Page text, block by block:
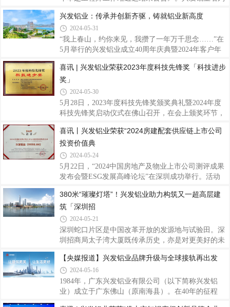
决，国际教育学院留学生足球队队员们挥汗绿茵，默
契配合，用实际行动诠释了团结协作、拼搏
师工作站”称号，作为国家级创新平台，企业可通过
佛山国创院与境内外高水平大学开展硕士、博士联合
培养和高水平协同创新，为公司探索高层次人才，做
好人才引育工作，进一步推进产学研用，加快实现新
格局，赋能企业行业高质量发展提供重要支撑作用。
兴发铝业作为集铝型材研发、生产、销售、服务于一
体的上市企业，40年来重视人才引育平台搭建
兴发铝业：传承并创新齐驱，铸就铝业新高度
2024-05-31
“我上春山，约你来见，我攒了一年万千思念……”在
5月举行的兴发铝业成立40周年庆典暨2024年客户年
导班子带来的合唱《上春山》，以全新的艺术形式展
现了兴发铝业的创新精神。事实上，作为中国专业制
造铝型材标杆企业，兴发铝业骨子里便带有勇于改革
创新、敢做时代“弄潮儿”的基因。01接力传承，四十
年砥砺磨一剑兴发铝业的创新精神，从领导班子在
式，不仅歌曲选择创新有活力有突破，更体现了企业
对传统文化的创新性传承。这种创新精神，
喜讯 | 兴发铝业荣获2023年度科技先锋奖「科技进步
奖」
2024-05-30
5月28日，2023年度科技先锋奖颁奖典礼暨2024年度
科技先锋奖启动仪式在佛山召开，在会上颁奖环节，
的高性能铝/镁合金及部件制造技术开发与产业化》项
目荣获科技进步奖。这是对各研究团队和兴发铝业多
年来积极与高校科研院所等联合研发，多措并举，高
度重视科技创新工作的充分肯定。兴发铝业一直以来
注重企业的技术创新工作，坚持以自主创新与产学研
节，注重前瞻性研发和布局，不断深化改革，在新产
品开发、技术进步、科研成果转化等方面取得了
喜讯丨兴发铝业荣获“2024房建配套供应链上市公司
投资价值典
2024-05-24
5月22日，“2024中国房地产及物业上市公司测评成果
发布会暨ESG发展高峰论坛”在深圳成功举行。活动
告》，同期隆重公布了“2024房地产配套供应链上市
公司测评成果”，兴发铝业荣获“2024房建配套供应链
上市公司投资价值典范企业”称号，凸显兴发铝业良
好的经营能力、雄厚的企业实力以及稳健的发展能
力，也是社会各界对兴发铝业投资价值的认可。公司
链上市公司营收排行榜TOP100位列第33名，2023年
房建供应链上市公司净利润排行榜TOP100位列第36
名
380米“璀璨灯塔”！兴发铝业助力构筑又一超高层建
筑「深圳招
2024-05-21
深圳蛇口片区是中国改革开放的发源地与试验田。深
圳招商局太子湾大厦既传承历史，亦是对更美好的未
地段，区位优势得天独厚，是“一带一路”国家战略落
位的又一重要支点。项目是由高度为380米的塔楼和
附属裙房组成，总建筑面积约170万㎡，以“一湾三坊
城中城”为概念，集纳邮轮母港、总部基地、文化创
【央媒报道】兴发铝业品牌升级与全球接轨再出发
2024-05-16
1984年，广东兴发铝业有限公司（以下简称兴发铝
业）成立于广东佛山（原南海县）。在40年的征程